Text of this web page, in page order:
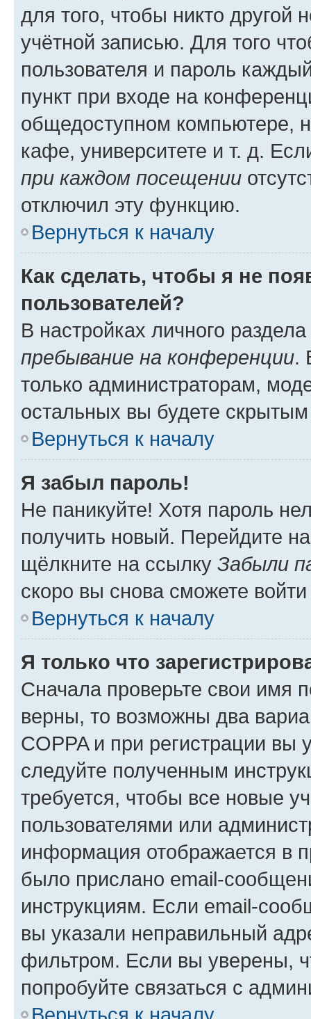
для того, чтобы никто другой
учётной записью. Для того
пользователя и пароль
пункт при входе на
общедоступном компьютере,
кафе, университете и т. д.
при каждом посещении
отключил эту функцию.
Вернуться к началу
Как сделать, чтобы я не
пользователей?
В настройках личного
пребывание на конференции.
только администраторам,
остальных вы будете
Вернуться к началу
Я забыл пароль!
Не паникуйте! Хотя пароль
получить новый. Перейдите
щёлкните на ссылку Забыли
скоро вы снова сможете
Вернуться к началу
Я только что
Сначала проверьте свои имя
верны, то возможны два
COPPA и при регистрации вы
следуйте полученным
требуется, чтобы все новые
пользователями или
информация отображается в
было прислано email-
инструкциям. Если email-
вы указали неправильный
фильтром. Если вы уверены,
попробуйте связаться с
Вернуться к началу